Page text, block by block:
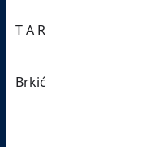
M I
T A R
Brkić